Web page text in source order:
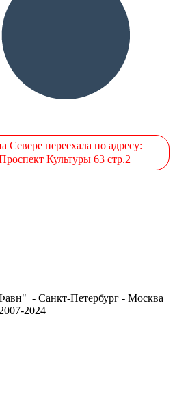
Севере переехала по адресу:
Культуры 63 стр.2
- Санкт-Петербург - Москва
2007-2024